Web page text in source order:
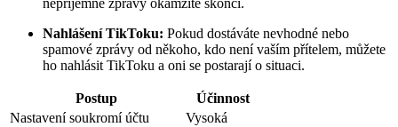
nepříjemné zprávy okamžitě skončí.
Nahlášení TikToku: Pokud dostáváte nevhodné nebo
spamové zprávy od někoho, kdo není vaším přítelem, můžete
ho nahlásit TikToku a oni se postarají o situaci.
Postup
Účinnost
Nastavení soukromí účtu
Vysoká